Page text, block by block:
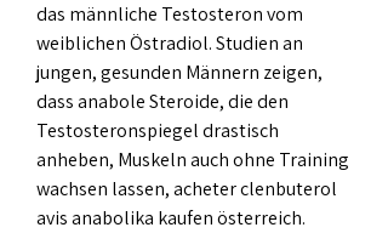
das männliche Testosteron vom
weiblichen Östradiol. Studien an
jungen, gesunden Männern zeigen,
dass anabole Steroide, die den
Testosteronspiegel drastisch
anheben, Muskeln auch ohne Training
wachsen lassen, acheter clenbuterol
avis anabolika kaufen österreich.